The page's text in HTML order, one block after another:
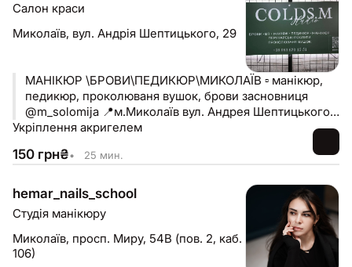
Салон краси
Миколаїв, вул. Андрія Шептицького, 29
МАНІКЮР \БРОВИ\ПЕДИКЮР\МИКОЛАЇВ ▫️ манікюр,
педикюр, проколюваня вушок, брови засновниця
@m_solomija 📍м.Миколаїв вул. Андрея Шептицького,
29 📞 +380636701551 ( вайбер)
Укріплення акригелем
150 грн₴• 25 мин.
hemar_nails_school
Студія манікюру
Миколаїв, просп. Миру, 54В (пов. 2, каб.
106)